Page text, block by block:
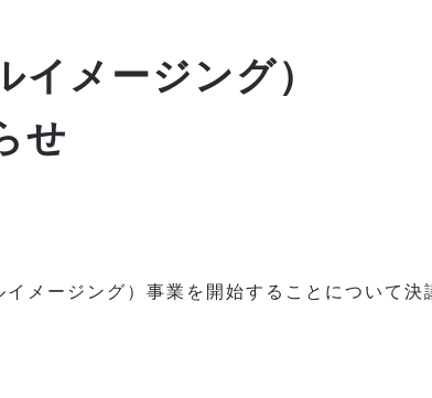
メージング）
せ
メージング）事業を開始することについて決